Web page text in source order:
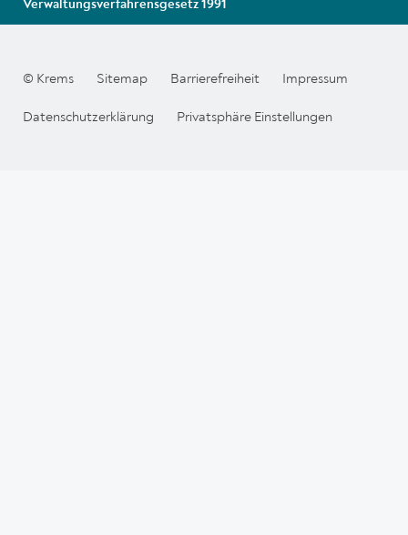
Verwaltungsverfahrensgesetz 1991
© Krems Sitemap Barrierefreiheit Impressum
Datenschutzerklärung Privatsphäre Einstellungen